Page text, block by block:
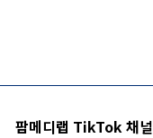
팜메디랩 TikTok 채널